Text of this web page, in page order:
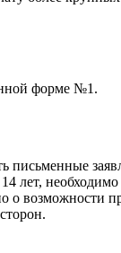
форме №1.
письменные
возможности